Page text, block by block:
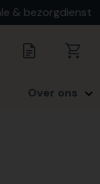
& bezorgdienst
Over ons